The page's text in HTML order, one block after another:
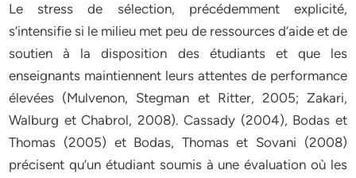
Le stress de sélection, précédemment explicité,
s’intensifie si le milieu met peu de ressources d’aide et de
soutien à la disposition des étudiants et que les
enseignants maintiennent leurs attentes de performance
élevées (Mulvenon, Stegman et Ritter, 2005; Zakari,
Walburg et Chabrol, 2008). Cassady (2004), Bodas et
Thomas (2005) et Bodas, Thomas et Sovani (2008)
précisent qu’un étudiant soumis à une évaluation où les